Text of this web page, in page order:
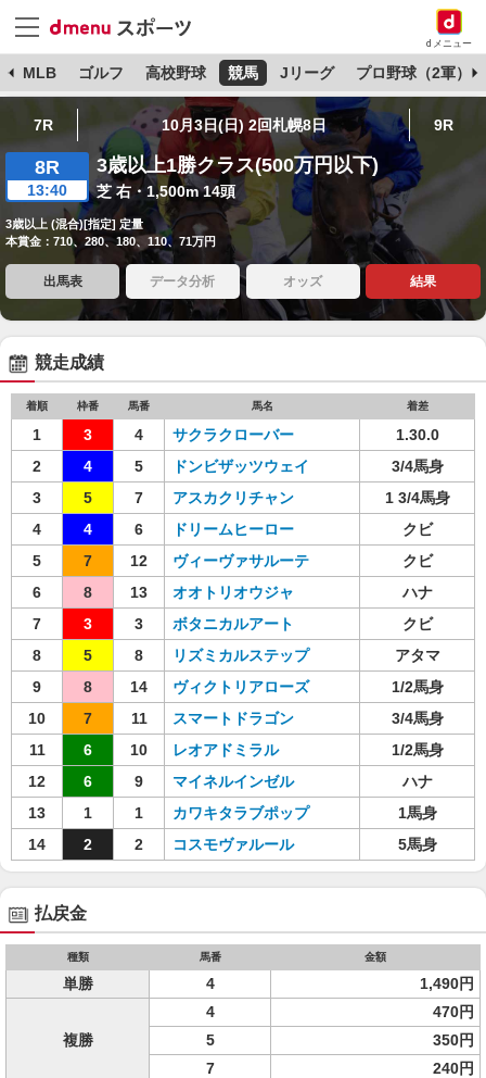
dメニュー
MLB ゴルフ 高校野球 競馬 Jリーグ プロ野球（2軍）
7R 10月3日(日) 2回札幌8日 9R
8R
13:40
3歳以上1勝クラス(500万円以下)
芝 右・1,500m 14頭
3歳以上 (混合)[指定] 定量
本賞金：710、280、180、110、71万円
出馬表 データ分析 オッズ 結果
競走成績
着順 枠番 馬番 馬名 着差
1 3 4 サクラクローバー
1.30.0
2
4 5 ドンビザッツウェイ
3/4馬身
3
5 7 アスカクリチャン
1 3/4馬身
4
4 6 ドリームヒーロー
クビ
5
7 12 ヴィーヴァサルーテ
クビ
6
8 13 オオトリオウジャ
ハナ
7
3 3 ボタニカルアート
クビ
8
5 8 リズミカルステップ
アタマ
9
8 14 ヴィクトリアローズ
1/2馬身
10
7 11 スマートドラゴン
3/4馬身
11
6 10 レオアドミラル
1/2馬身
12
6 9 マイネルインゼル
ハナ
13
1 1 カワキタラブポップ
1馬身
14
2 2 コスモヴァルール 5馬身
払戻金
種類 馬番 金額
単勝 4 1,490円
複勝
4
470円
5
350円
7
240円